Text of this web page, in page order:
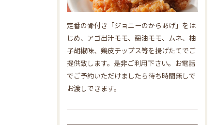
定番の骨付き「ジョニーのからあげ」をは
じめ、アゴ出汁モモ、醤油モモ、ムネ、柚
子胡椒味、鶏皮チップス等を揚げたてでご
提供致します。是非ご利用下さい。お電話
でご予約いただけましたら待ち時間無しで
お渡しできます。